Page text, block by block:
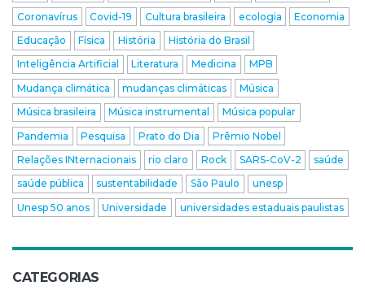
Coronavírus
Covid-19 Cultura brasileira ecologia
Economia
Educação
Física História
História do Brasil
Inteligência Artificial
Literatura Medicina
MPB
Mudança climática
mudanças climáticas
Música
Música brasileira
Música instrumental
Música popular
Pandemia
Pesquisa Prato do Dia
Prêmio Nobel
Relações INternacionais
rio claro Rock SARS-CoV-2
saúde
saúde pública
sustentabilidade São Paulo
unesp
Unesp 50 anos
Universidade universidades estaduais paulistas
CATEGORIAS